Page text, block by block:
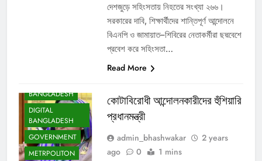
দেশজুড়ে সহিংসতায় নিহতের সংখ্যা ২৬৬।
সরকারের দাবি, শিক্ষার্থীদের শান্তিপূর্ণ আন্দোলনে
বিএনপি ও জামায়াত–শিবিরের নেতাকর্মীরা ছদ্মবেশে
প্রবেশ করে সহিংসতা…
Read More
BANGLADESH
DIGITAL
BANGLADESH
GOVERNMENT
METRPOLITON
কোটাবিরোধী আন্দোলনকারীদের হুঁশিয়ারি
প্রধানমন্ত্রী
admin_bhashwakar
2 years
ago
0 1 mins